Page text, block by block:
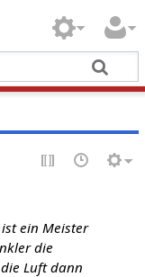
ein Meister
die
Luft dann